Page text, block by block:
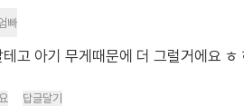
빠
고 아기 무게때문에 더 그럴거에요
답글달기